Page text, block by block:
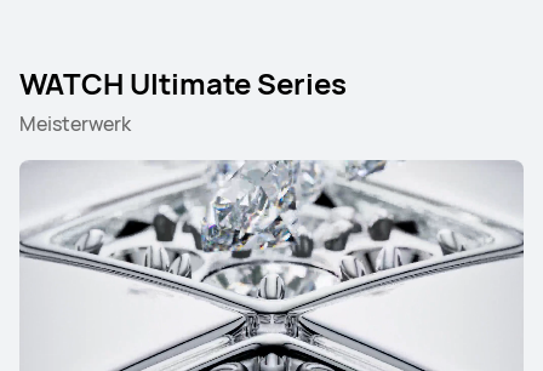
WATCH Ultimate Series
Meisterwerk